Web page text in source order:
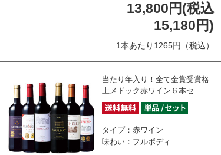
13,800円(税込
15,180円)
1本あたり1265円（税込）
当たり年入り！全て金賞受賞格
上メドック赤ワイン６本セ…
タイプ：赤ワイン
味わい：フルボディ